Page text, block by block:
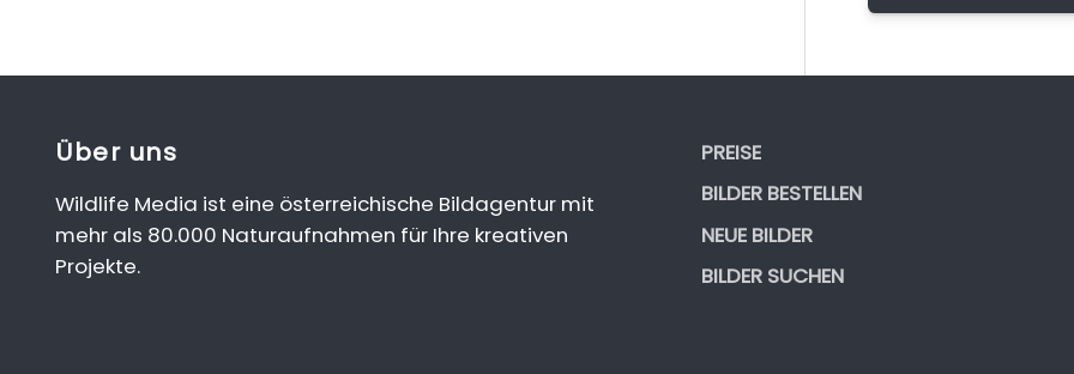
Über uns
Wildlife Media ist eine österreichische Bildagentur mit
mehr als 80.000 Naturaufnahmen für Ihre kreativen
Projekte.
PREISE
BILDER BESTELLEN
NEUE BILDER
BILDER SUCHEN